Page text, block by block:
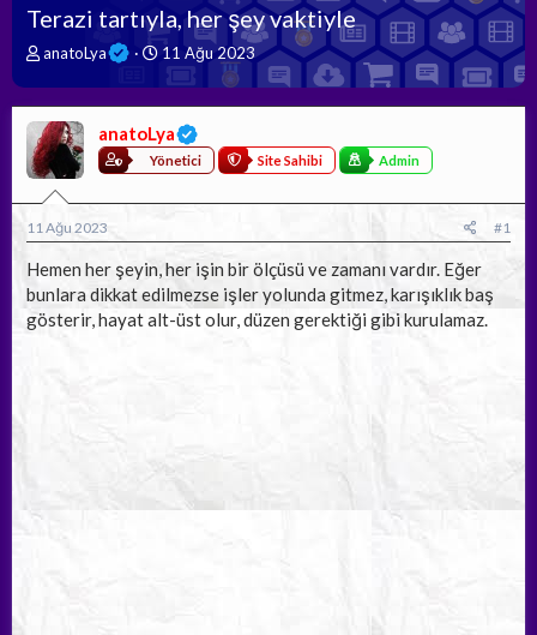
Terazi tartıyla, her şey vaktiyle
K
n
u
y
u
b
a
ş
l
a
t
a
anatoLya
B
ş
a
n
g
ı
t
a
r
h
11 Ağu 2023
anatoLya
Yönetici Site Sahibi Admin
11 Ağu 2023 #1
Hemen her şeyin, her işin bir ölçüsü ve zamanı vardır. Eğer
bunlara dikkat edilmezse işler yolunda gitmez, karışıklık baş
gösterir, hayat alt-üst olur, düzen gerektiği gibi kurulamaz.